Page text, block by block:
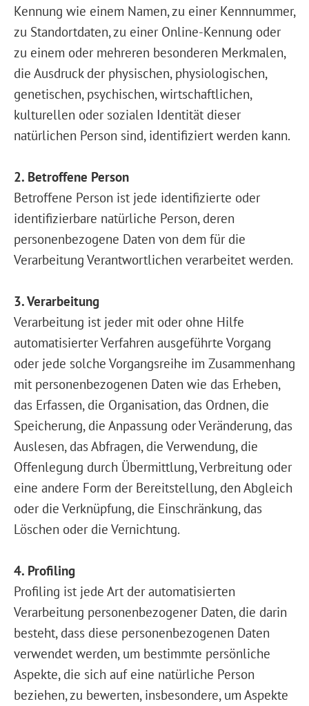
Kennung wie einem Namen, zu einer Kennnummer,
zu Standortdaten, zu einer Online-Kennung oder
zu einem oder mehreren besonderen Merkmalen,
die Ausdruck der physischen, physiologischen,
genetischen, psychischen, wirtschaftlichen,
kulturellen oder sozialen Identität dieser
natürlichen Person sind, identifiziert werden kann.
2. Betroffene Person
Betroffene Person ist jede identifizierte oder
identifizierbare natürliche Person, deren
personenbezogene Daten von dem für die
Verarbeitung Verantwortlichen verarbeitet werden.
3. Verarbeitung
Verarbeitung ist jeder mit oder ohne Hilfe
automatisierter Verfahren ausgeführte Vorgang
oder jede solche Vorgangsreihe im Zusammenhang
mit personenbezogenen Daten wie das Erheben,
das Erfassen, die Organisation, das Ordnen, die
Speicherung, die Anpassung oder Veränderung, das
Auslesen, das Abfragen, die Verwendung, die
Offenlegung durch Übermittlung, Verbreitung oder
eine andere Form der Bereitstellung, den Abgleich
oder die Verknüpfung, die Einschränkung, das
Löschen oder die Vernichtung.
4. Profiling
Profiling ist jede Art der automatisierten
Verarbeitung personenbezogener Daten, die darin
besteht, dass diese personenbezogenen Daten
verwendet werden, um bestimmte persönliche
Aspekte, die sich auf eine natürliche Person
beziehen, zu bewerten, insbesondere, um Aspekte